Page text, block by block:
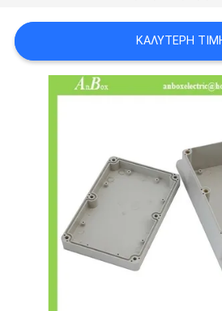
SITEMAP
PRIVACY
ΚΑΛΎΤΕΡΗ